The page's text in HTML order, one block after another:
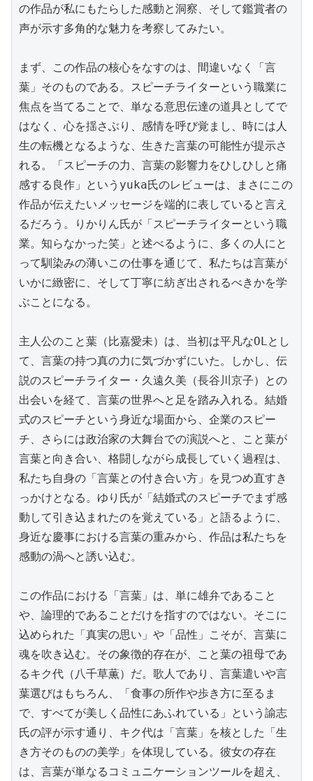
の作品が私にもたらした感動と洞察、そして鑑賞者の
声が示す多角的な魅力を考察してみたい。
まず、この作品の核心をなすのは、間違いなく「言
葉」そのものである。スピーチライターという職業に
焦点を当てることで、単なる意思伝達の道具としてで
はなく、心を揺さぶり、感情を呼び覚まし、時には人
生の転機となるような、生きた言葉の可能性が提示さ
れる。「スピーチの力、言葉の影響力をひしひしと痛
感する良作」というyuka氏のレビューは、まさにこの
作品が伝えたいメッセージを端的に表していると言え
るだろう。りかりん氏が「スピーチライターという職
業。知らなかった笑」と述べるように、多くの人にと
って馴染みの薄いこの仕事を通じて、私たちは言葉が
いかに緻密に、そして丁寧に紡ぎ出されるべきかを学
ぶことになる。
主人公のこと葉（比嘉愛未）は、当初は平凡なOLとし
て、言葉の持つ真の力に気づかずにいた。しかし、伝
説のスピーチライター・久遠久美（長谷川京子）との
出会いを経て、言葉の世界へと足を踏み入れる。結婚
式のスピーチという身近な場面から、企業のスピー
チ、さらには政治家の大舞台での演説へと、こと葉が
言葉と向き合い、格闘しながら成長していく過程は、
私たち自身の「言葉との付き合い方」を見つめ直すき
っかけとなる。ゆり氏が「結婚式のスピーチでまず感
動して引き込まれたのを覚えている」と語るように、
身近な慶事における言葉の重みから、作品は私たちを
感動の渦へと誘い込む。
この作品における「言葉」は、単に雄弁であること
や、論理的であることだけを指すのではない。そこに
込められた「真実の思い」や「品性」こそが、言葉に
魂を吹き込む。その象徴的存在が、こと葉の祖母であ
るキク代（八千草薫）だ。歌人であり、言葉遣いや言
葉選びはもちろん、「食事の所作や歩き方に至るま
で、すべてが美しく品性にあふれている」という諭志
氏の評が示す通り、キク代は「言葉」を核とした「生
き方そのものの美学」を体現している。彼女の存在
は、言葉が単なるコミュニケーションツールを超え、